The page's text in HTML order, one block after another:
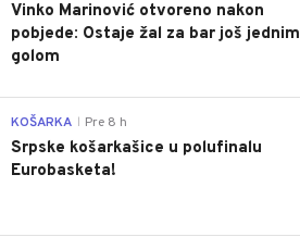
Vinko Marinović otvoreno nakon
pobjede: Ostaje žal za bar još jednim
golom
KOŠARKA Pre 8 h
Srpske košarkašice u polufinalu
Eurobasketa!